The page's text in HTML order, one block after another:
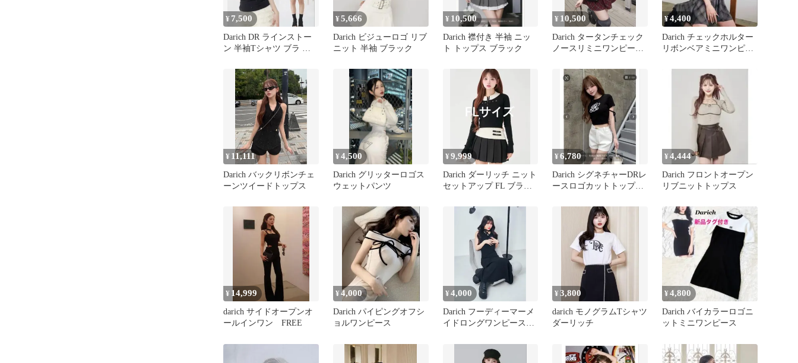
¥ 7,500
Darich DR ラインストー
ン 半袖Tシャツ ブラ ッ
¥5,666
Darich ビジューロゴ リブ
ニット 半袖 ブラック
¥ 10,500
Darich 襟付き 半袖 ニッ
ト トップス ブラック
¥ 10,500
Darich タータンチェック
ノースリミニワンピース
¥4,400
Darich チェックホルター
リボンベアミニワンピー
¥ 11,111
Darich バックリボンチェ
ーンツイードトップス
¥4,500
Darich グリッターロゴス
ウェットパンツ
¥9,999
Darich ダーリッチ ニット
セットアップ FL ブラッ
¥6,780
Darich シグネチャーDRレ
ースロゴカットトップ
¥ 4,444
Darich フロントオープン
リブニットトップス
¥ 14,999
darich サイドオープンオ
ールインワン FREE
¥4,000
Darich パイピングオフシ
ョルワンピース
¥4,000
Darich フーディーマーメ
イドロングワンピース
¥3,800
darich モノグラムTシャツ
ダーリッチ
¥4,800
Darich バイカラーロゴニ
ットミニワンピース